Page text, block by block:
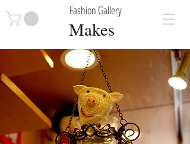
Makes
Fashion Gallery